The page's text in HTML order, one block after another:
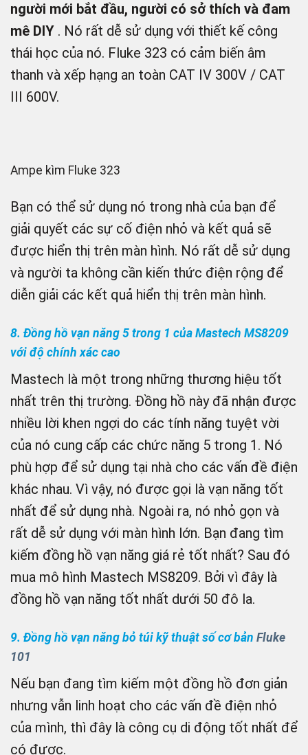
người mới bắt đầu, người có sở thích và đam
mê DIY . Nó rất dễ sử dụng với thiết kế công
thái học của nó. Fluke 323 có cảm biến âm
thanh và xếp hạng an toàn CAT IV 300V / CAT
III 600V.
Ampe kìm Fluke 323
Bạn có thể sử dụng nó trong nhà của bạn để
giải quyết các sự cố điện nhỏ và kết quả sẽ
được hiển thị trên màn hình. Nó rất dễ sử dụng
và người ta không cần kiến ​​thức điện rộng để
diễn giải các kết quả hiển thị trên màn hình.
8. Đồng hồ vạn năng 5 trong 1 của Mastech MS8209
với độ chính xác cao
Mastech là một trong những thương hiệu tốt
nhất trên thị trường. Đồng hồ này đã nhận được
nhiều lời khen ngợi do các tính năng tuyệt vời
của nó cung cấp các chức năng 5 trong 1. Nó
phù hợp để sử dụng tại nhà cho các vấn đề điện
khác nhau. Vì vậy, nó được gọi là vạn năng tốt
nhất để sử dụng nhà. Ngoài ra, nó nhỏ gọn và
rất dễ sử dụng với màn hình lớn. Bạn đang tìm
kiếm đồng hồ vạn năng giá rẻ tốt nhất? Sau đó
mua mô hình Mastech MS8209. Bởi vì đây là
đồng hồ vạn năng tốt nhất dưới 50 đô la.
9. Đồng hồ vạn năng bỏ túi kỹ thuật số cơ bản Fluke
101
Nếu bạn đang tìm kiếm một đồng hồ đơn giản
nhưng vẫn linh hoạt cho các vấn đề điện nhỏ
của mình, thì đây là công cụ di động tốt nhất để
có được.